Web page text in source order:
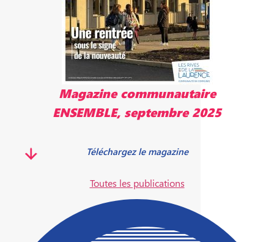
Magazine communautaire
ENSEMBLE, septembre 2025
Téléchargez le magazine
Toutes les publications